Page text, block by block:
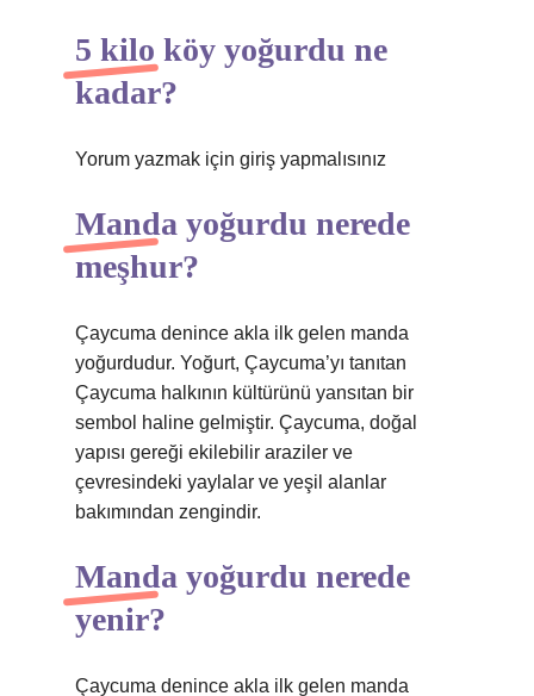
5 kilo köy yoğurdu ne
kadar?
Yorum yazmak için giriş yapmalısınız
Manda yoğurdu nerede
meşhur?
Çaycuma denince akla ilk gelen manda
yoğurdudur. Yoğurt, Çaycuma’yı tanıtan
Çaycuma halkının kültürünü yansıtan bir
sembol haline gelmiştir. Çaycuma, doğal
yapısı gereği ekilebilir araziler ve
çevresindeki yaylalar ve yeşil alanlar
bakımından zengindir.
Manda yoğurdu nerede
yenir?
Çaycuma denince akla ilk gelen manda